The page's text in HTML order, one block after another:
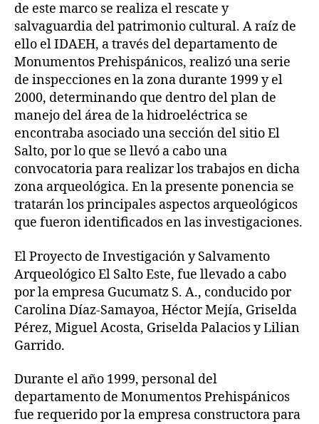
de este marco se realiza el rescate y
salvaguardia del patrimonio cultural. A raíz de
ello el IDAEH, a través del departamento de
Monumentos Prehispánicos, realizó una serie
de inspecciones en la zona durante 1999 y el
2000, determinando que dentro del plan de
manejo del área de la hidroeléctrica se
encontraba asociado una sección del sitio El
Salto, por lo que se llevó a cabo una
convocatoria para realizar los trabajos en dicha
zona arqueológica. En la presente ponencia se
tratarán los principales aspectos arqueológicos
que fueron identificados en las investigaciones.
El Proyecto de Investigación y Salvamento
Arqueológico El Salto Este, fue llevado a cabo
por la empresa Gucumatz S. A., conducido por
Carolina Díaz-Samayoa, Héctor Mejía, Griselda
Pérez, Miguel Acosta, Griselda Palacios y Lilian
Garrido.
Durante el año 1999, personal del
departamento de Monumentos Prehispánicos
fue requerido por la empresa constructora para